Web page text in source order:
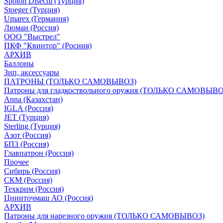
Stoeger (Турция)
Umarex (Германия)
Люман (Россия)
ООО "Выстрел"
ПКФ "Квинтор" (Росиия)
АРХИВ
Баллоны
Зип, аксессуары
ПАТРОНЫ (ТОЛЬКО САМОВЫВОЗ)
Патроны для гладкоствольного оружия (ТОЛЬКО
Anna (Казахстан)
IGLA (Россия)
JET (Турция)
Sterling (Турция)
Азот (Россия)
БПЗ (Россия)
Главпатрон (Россия)
Прочее
Сибирь (Россия)
СКМ (Россия)
Техкрим (Россия)
Цнииточмаш АО (Россия)
АРХИВ
Патроны для нарезного оружия (ТОЛЬКО САМОВЫВОЗ)